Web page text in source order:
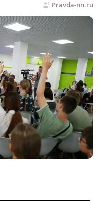
Pravda-nn.ru